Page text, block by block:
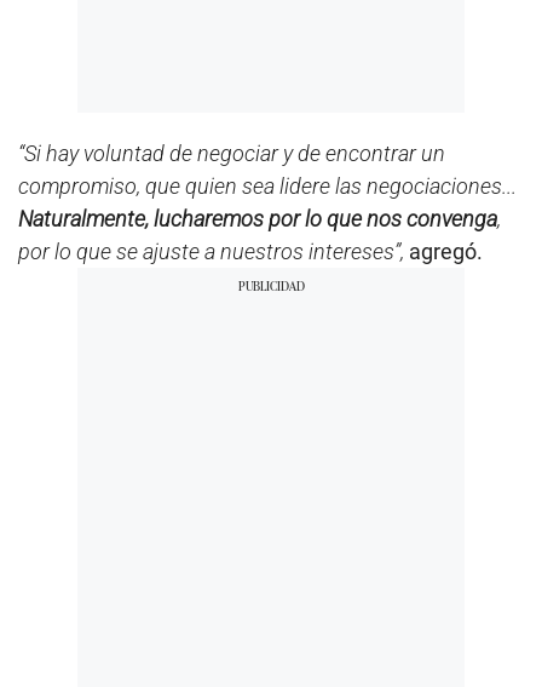
“Si hay voluntad de negociar y de encontrar un
compromiso, que quien sea lidere las negociaciones...
Naturalmente, lucharemos por lo que nos convenga,
por lo que se ajuste a nuestros intereses”, agregó.